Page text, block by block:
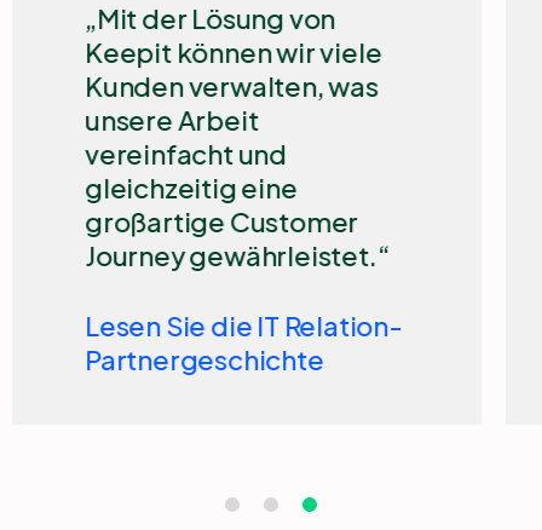
Lesen Sie die Quorum-
Partnergeschichte
Das Supportangebot
von Keepit übertrifft den
Standard. Das
Supportteam leistet weit
mehr als nur das Nötige
und kümmert sich
aufrichtig um unsere
Bedürfnisse.